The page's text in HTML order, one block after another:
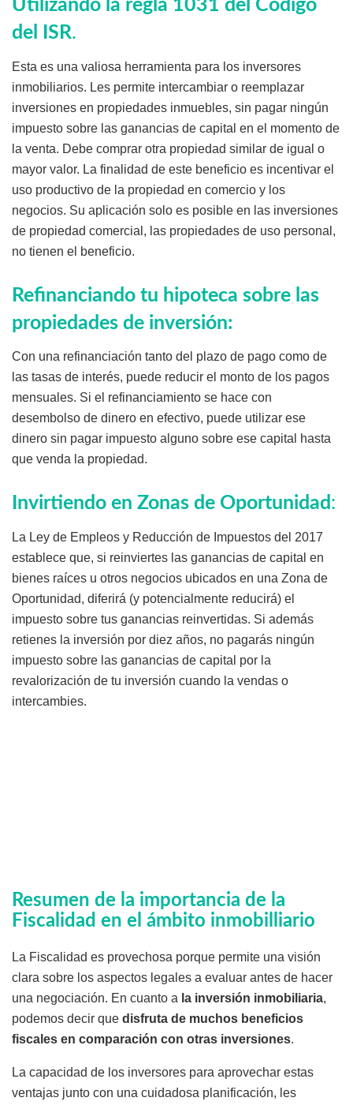
Utilizando la regla 1031 del Código
del ISR.
Esta es una valiosa herramienta para los inversores
inmobiliarios. Les permite intercambiar o reemplazar
inversiones en propiedades inmuebles, sin pagar ningún
impuesto sobre las ganancias de capital en el momento de
la venta. Debe comprar otra propiedad similar de igual o
mayor valor. La finalidad de este beneficio es incentivar el
uso productivo de la propiedad en comercio y los
negocios. Su aplicación solo es posible en las inversiones
de propiedad comercial, las propiedades de uso personal,
no tienen el beneficio.
Refinanciando tu hipoteca sobre las
propiedades de inversión:
Con una refinanciación tanto del plazo de pago como de
las tasas de interés, puede reducir el monto de los pagos
mensuales. Si el refinanciamiento se hace con
desembolso de dinero en efectivo, puede utilizar ese
dinero sin pagar impuesto alguno sobre ese capital hasta
que venda la propiedad.
Invirtiendo en Zonas de Oportunidad:
La Ley de Empleos y Reducción de Impuestos del 2017
establece que, si reinviertes las ganancias de capital en
bienes raíces u otros negocios ubicados en una Zona de
Oportunidad, diferirá (y potencialmente reducirá) el
impuesto sobre tus ganancias reinvertidas. Si además
retienes la inversión por diez años, no pagarás ningún
impuesto sobre las ganancias de capital por la
revalorización de tu inversión cuando la vendas o
intercambies.
Resumen de la importancia de la
Fiscalidad en el ámbito inmobilliario
La Fiscalidad es provechosa porque permite una visión
clara sobre los aspectos legales a evaluar antes de hacer
una negociación. En cuanto a la inversión inmobiliaria,
podemos decir que disfruta de muchos beneficios
fiscales en comparación con otras inversiones.
La capacidad de los inversores para aprovechar estas
ventajas junto con una cuidadosa planificación, les